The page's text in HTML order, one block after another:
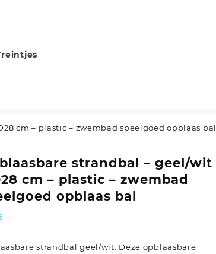
cm – plastic – zwembad speelgoed opblaas bal
strandbal – geel/wit
cm – plastic – zwembad
opblaas bal
strandbal geel/wit. Deze opblaasbare